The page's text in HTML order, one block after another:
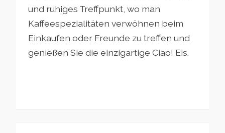
und ruhiges Treffpunkt, wo man
Kaffeespezialitäten verwöhnen beim
Einkaufen oder Freunde zu treffen und
genießen Sie die einzigartige Ciao! Eis.